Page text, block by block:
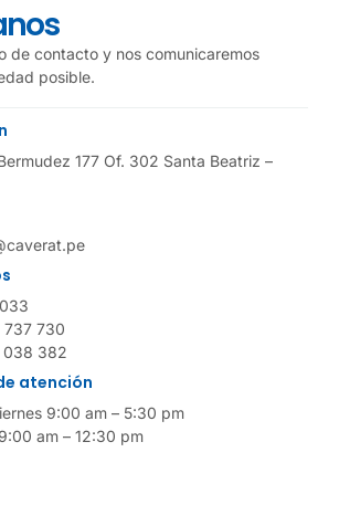
de contacto y nos comunicaremos
posible.
177 Of. 302 Santa Beatriz –
737 730
038 382
atención
9:00 am – 5:30 pm
am – 12:30 pm